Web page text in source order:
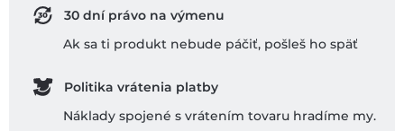
30 dní právo na výmenu
Ak sa ti produkt nebude páčiť, pošleš ho späť
Politika vrátenia platby
Náklady spojené s vrátením tovaru hradíme my.